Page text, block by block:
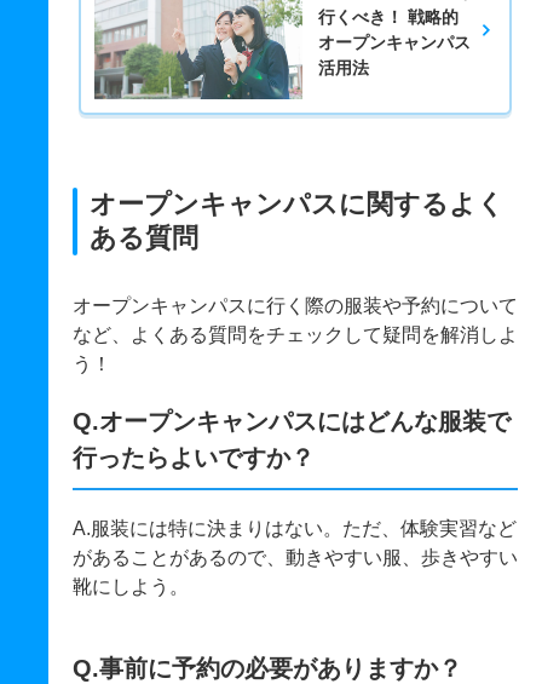
行くべき！ 戦略的
オープンキャンパス
活用法
オープンキャンパスに関するよく
ある質問
オープンキャンパスに行く際の服装や予約について
など、よくある質問をチェックして疑問を解消しよ
う！
Q.オープンキャンパスにはどんな服装で
行ったらよいですか？
A.服装には特に決まりはない。ただ、体験実習など
があることがあるので、動きやすい服、歩きやすい
靴にしよう。
Q.事前に予約の必要がありますか？